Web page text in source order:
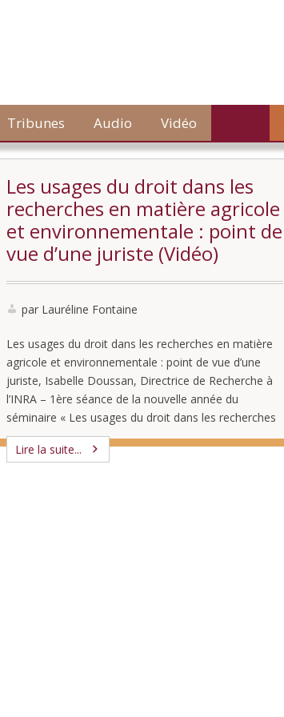
Tribunes Audio Vidéo
Les usages du droit dans les
recherches en matière agricole
et environnementale : point de
vue d’une juriste (Vidéo)
par Lauréline Fontaine
Les usages du droit dans les recherches en matière
agricole et environnementale : point de vue d’une
juriste, Isabelle Doussan, Directrice de Recherche à
l’INRA – 1ère séance de la nouvelle année du
séminaire « Les usages du droit dans les recherches
académiques en sciences humaines et sociales » le 6
novembre 2017 (thématique et programme du …
Lire la suite...